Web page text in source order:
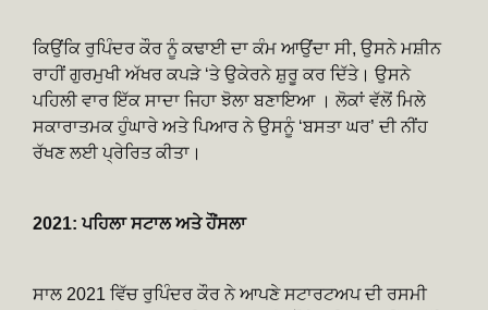
ਕਿਉਂਕਿ ਰੁਪਿੰਦਰ ਕੌਰ ਨੂੰ ਕਢਾਈ ਦਾ ਕੰਮ ਆਉਂਦਾ ਸੀ, ਉਸਨੇ ਮਸ਼ੀਨ
ਰਾਹੀਂ ਗੁਰਮੁਖੀ ਅੱਖਰ ਕਪੜੇ ‘ਤੇ ਉਕੇਰਨੇ ਸ਼ੁਰੂ ਕਰ ਦਿੱਤੇ। ਉਸਨੇ
ਪਹਿਲੀ ਵਾਰ ਇੱਕ ਸਾਦਾ ਜਿਹਾ ਝੋਲਾ ਬਣਾਇਆ । ਲੋਕਾਂ ਵੱਲੋਂ ਮਿਲੇ
ਸਕਾਰਾਤਮਕ ਹੁੰਘਾਰੇ ਅਤੇ ਪਿਆਰ ਨੇ ਉਸਨੂੰ ‘ਬਸਤਾ ਘਰ’ ਦੀ ਨੀਂਹ
ਰੱਖਣ ਲਈ ਪ੍ਰੇਰਿਤ ਕੀਤਾ।
2021: ਪਹਿਲਾ ਸਟਾਲ ਅਤੇ ਹੌਂਸਲਾ
ਸਾਲ 2021 ਵਿੱਚ ਰੁਪਿੰਦਰ ਕੌਰ ਨੇ ਆਪਣੇ ਸਟਾਰਟਅਪ ਦੀ ਰਸਮੀ